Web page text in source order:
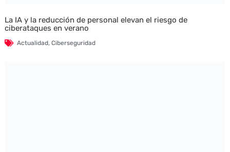
La IA y la reducción de personal elevan el riesgo de
ciberataques en verano
Actualidad, Ciberseguridad